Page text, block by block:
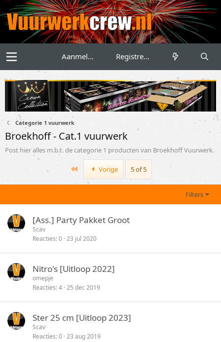
Aanmelden Registreren
Categorie 1 vuurwerk
Broekhoff - Cat.1 vuurwerk
Post hier alles m.b.t. de categorie 1 producten van Broekhoff Vuurwerk.
Vorige 5 of 5
Filters
[Ass.] Party Pakket Groot
Scav
Reacties 0 23 jul 2020
Nitro's [Uitloop 2022]
omepje
Reacties 4 25 dec 2019
Ster 25 cm [Uitloop 2023]
Scav
Reacties 0 23 aug 2019